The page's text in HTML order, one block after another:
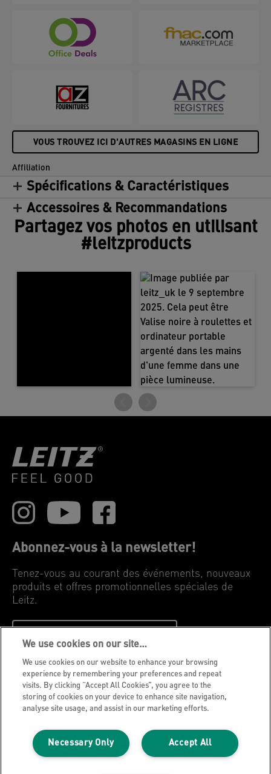
VOUS TROUVEZ ICI D'AUTRES MAGASINS EN LIGNE
Affiliation
Spécifications & Caractéristiques
Accessoires & Recommandations
Partagez vos photos en utilisant
#leitzproducts
Abonnez-vous à la newsletter!
Tenez-vous au courant des événements, nouveaux
produits et offres promotionnelles spéciales de
Leitz.
Avis de confidentialité
Cookies
Avis légal
Impression
Gérer mes données
We use cookies on our site…
We use cookies on our website to enhance your browsing
experience by remembering your preferences and repeat
visits. By clicking “Accept All Cookies”, you agree to the
storing of cookies on your device to enhance site navigation,
analyse site usage, and assist in our marketing efforts.
Accept All
Necessary Only